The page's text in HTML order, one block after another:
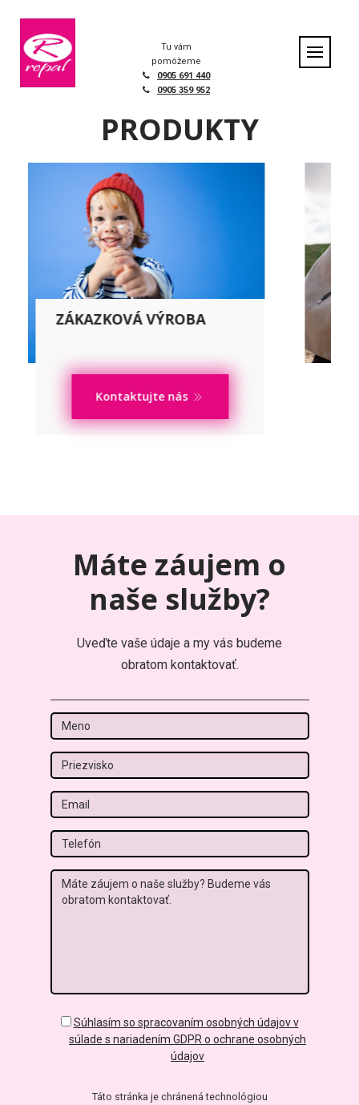
content
Tu vám
pomôžeme
0905 691 440
0905 359 952
PRODUKTY
NAŠA KOLEKCIA
jar, leto, jeseň, zima
Máte záujem o
naše služby?
Uveďte vaše údaje a my vás budeme
obratom kontaktovať.
Správa
GDPR
Súhlasím so spracovaním osobných údajov v
súlade s nariadením GDPR o ochrane osobných
údajov
Táto stránka je chránená technológiou